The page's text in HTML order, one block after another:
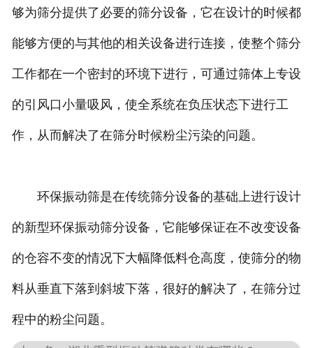
够为筛分提供了必要的筛分设备，它在设计的时候都
能够方便的与其他的相关设备进行连接，使整个筛分
工作都在一个密封的环境下进行，可通过筛体上专设
的引风口小量吸风，使全系统在负压状态下进行工
作，从而解决了在筛分时候粉尘污染的问题。
环保振动筛是在传统筛分设备的基础上进行设计
的新型环保振动筛分设备，它能够保证在不改变设备
的仓容不变的情况下大幅降低料仓高度，使筛分的物
料从垂直下落到斜坡下落，很好的解决了，在筛分过
程中的粉尘问题。